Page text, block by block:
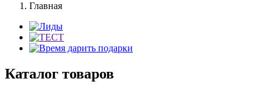
Главная
Каталог товаров